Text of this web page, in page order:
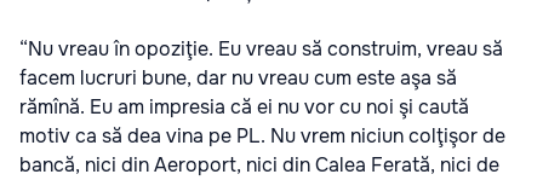
“Nu vreau în opoziţie. Eu vreau să construim, vreau să
facem lucruri bune, dar nu vreau cum este aşa să
rămînă. Eu am impresia că ei nu vor cu noi şi caută
motiv ca să dea vina pe PL. Nu vrem niciun colţişor de
bancă, nici din Aeroport, nici din Calea Ferată, nici de